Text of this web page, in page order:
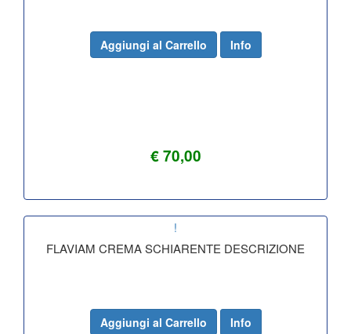
€ 70,00
Aggiungi al Carrello Info
!
FLAVIAM CREMA SCHIARENTE DESCRIZIONE
Aggiungi al Carrello Info